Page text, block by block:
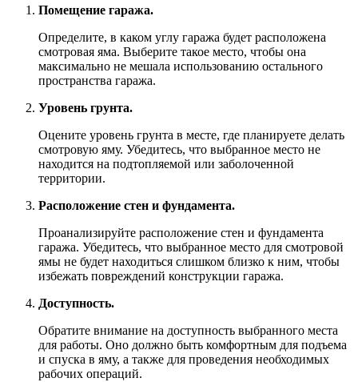
Помещение гаража.
Определите, в каком углу гаража будет расположена
смотровая яма. Выберите такое место, чтобы она
максимально не мешала использованию остального
пространства гаража.
Уровень грунта.
Оцените уровень грунта в месте, где планируете делать
смотровую яму. Убедитесь, что выбранное место не
находится на подтопляемой или заболоченной
территории.
Расположение стен и фундамента.
Проанализируйте расположение стен и фундамента
гаража. Убедитесь, что выбранное место для смотровой
ямы не будет находиться слишком близко к ним, чтобы
избежать повреждений конструкции гаража.
Доступность.
Обратите внимание на доступность выбранного места
для работы. Оно должно быть комфортным для подъема
и спуска в яму, а также для проведения необходимых
рабочих операций.